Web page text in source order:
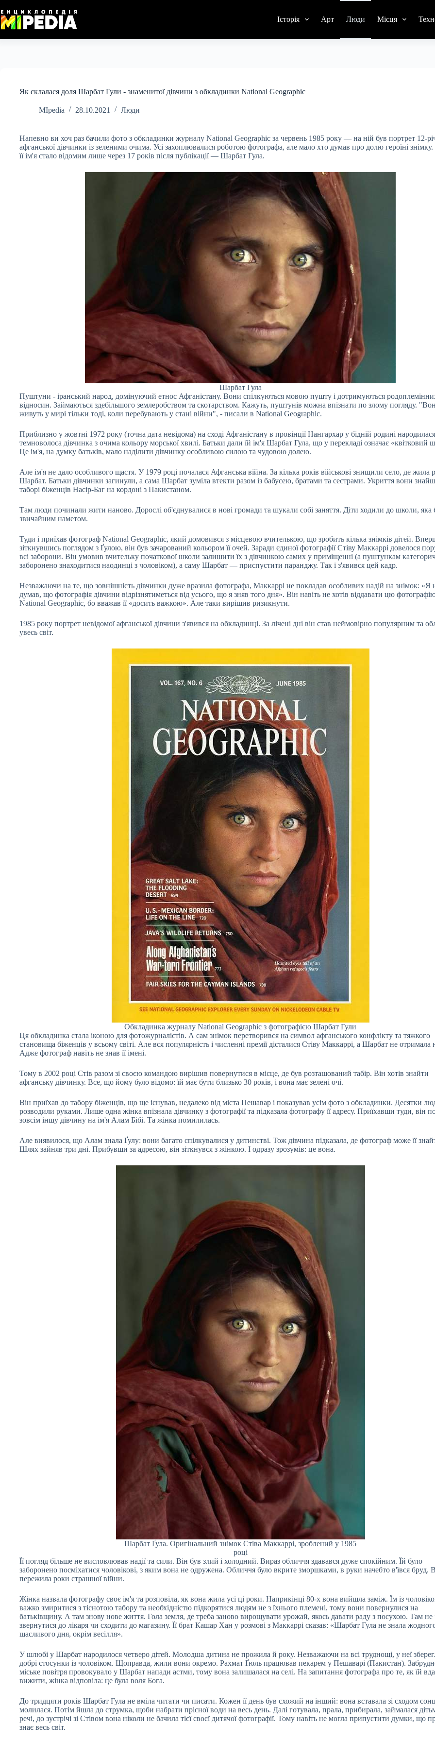
до
вмісту
Історія Арт Люди Місця
Як склалася доля Шарбат Гули - знаменитої дівчини з обкладинки National Geographic
MIpedia 28.10.2021 Люди
Напевно ви хоч раз бачили фото з обкладинки журналу National Geographic за червень 1985 року — на ній був портрет 12-
афганської дівчинки із зеленими очима. Усі захоплювалися роботою фотографа, але мало хто думав про долю героїні
її ім'я стало відомим лише через 17 років після публікації — Шарбат Гула.
Шарбат Гула
Пуштуни - іранський народ, домінуючий етнос Афганістану. Вони спілкуються мовою пушту і дотримуються
відносин. Займаються здебільшого землеробством та скотарством. Кажуть, пуштунів можна впізнати по злому погляду.
живуть у мирі тільки тоді, коли перебувають у стані війни", - писали в National Geographic.
Приблизно у жовтні 1972 року (точна дата невідома) на сході Афганістану в провінції Нангархар у бідній родині народилася
темноволоса дівчинка з очима кольору морської хвилі. Батьки дали їй ім'я Шарбат Гула, що у перекладі означає «квітковий
Це ім'я, на думку батьків, мало наділити дівчинку особливою силою та чудовою долею.
Але ім'я не дало особливого щастя. У 1979 році почалася Афганська війна. За кілька років військові знищили село, де жила
Шарбат. Батьки дівчинки загинули, а сама Шарбат зуміла втекти разом із бабусею, братами та сестрами. Укриття вони
таборі біженців Насір-Баг на кордоні з Пакистаном.
Там люди починали жити наново. Дорослі об'єднувалися в нові громади та шукали собі заняття. Діти ходили до школи, яка
звичайним наметом.
Туди і приїхав фотограф National Geographic, який домовився з місцевою вчителькою, що зробить кілька знімків дітей.
зіткнувшись поглядом з Ґулою, він був зачарований кольором її очей. Заради єдиної фотографії Стіву Маккаррі довелося
всі заборони. Він умовив вчительку початкової школи залишити їх з дівчинкою самих у приміщенні (а пуштункам
заборонено знаходитися наодинці з чоловіком), а саму Шарбат — приспустити паранджу. Так і з'явився цей кадр.
Незважаючи на те, що зовнішність дівчинки дуже вразила фотографа, Маккаррі не покладав особливих надій на знімок: «Я
думав, що фотографія дівчини відрізнятиметься від усього, що я зняв того дня». Він навіть не хотів віддавати цю
National Geographic, бо вважав її «досить важкою». Але таки вирішив ризикнути.
1985 року портрет невідомої афганської дівчини з'явився на обкладинці. За лічені дні він став неймовірно популярним та
увесь світ.
Обкладинка журналу National Geographic з фотографією Шарбат Гули
Ця обкладинка стала іконою для фотожурналістів. А сам знімок перетворився на символ афганського конфлікту та тяжкого
становища біженців у всьому світі. Але вся популярність і численні премії дісталися Стіву Маккаррі, а Шарбат не отримала
Адже фотограф навіть не знав її імені.
Тому в 2002 році Стів разом зі своєю командою вирішив повернутися в місце, де був розташований табір. Він хотів знайти
афганську дівчинку. Все, що йому було відомо: їй має бути близько 30 років, і вона має зелені очі.
Він приїхав до табору біженців, що ще існував, недалеко від міста Пешавар і показував усім фото з обкладинки. Десятки
розводили руками. Лише одна жінка впізнала дівчинку з фотографії та підказала фотографу її адресу. Приїхавши туди, він
зовсім іншу дівчину на ім'я Алам Бібі. Та жінка помилилась.
Але виявилося, що Алам знала Ґулу: вони багато спілкувалися у дитинстві. Тож дівчина підказала, де фотограф може її
Шлях зайняв три дні. Прибувши за адресою, він зіткнувся з жінкою. І одразу зрозумів: це вона.
Шарбат Ґула. Оригінальний знімок Стіва Маккаррі, зроблений у 1985
році
Її погляд більше не висловлював надії та сили. Він був злий і холодний. Вираз обличчя здавався дуже спокійним. Їй було
заборонено посміхатися чоловікові, з яким вона не одружена. Обличчя було вкрите зморшками, в руки начебто в'ївся бруд.
пережила роки страшної війни.
Жінка назвала фотографу своє ім'я та розповіла, як вона жила усі ці роки. Наприкінці 80-х вона вийшла заміж. Їм із
важко змиритися з тіснотою табору та необхідністю підкорятися людям не з їхнього племені, тому вони повернулися на
батьківщину. А там знову нове життя. Гола земля, де треба заново вирощувати урожай, якось давати раду з посухою. Там
звернутися до лікаря чи сходити до магазину. Її брат Кашар Хан у розмові з Маккаррі сказав: «Шарбат Гула не знала
щасливого дня, окрім весілля».
У шлюбі у Шарбат народилося четверо дітей. Молодша дитина не прожила й року. Незважаючи на всі труднощі, у неї
добрі стосунки із чоловіком. Щоправда, жили вони окремо. Рахмат Ґюль працював пекарем у Пешаварі (Пакистан).
міське повітря провокувало у Шарбат напади астми, тому вона залишалася на селі. На запитання фотографа про те, як їй
вижити, жінка відповіла: це була воля Бога.
До тридцяти років Шарбат Гула не вміла читати чи писати. Кожен її день був схожий на інший: вона вставала зі сходом
молилася. Потім йшла до струмка, щоби набрати прісної води на весь день. Далі готувала, прала, прибирала, займалася
речі, до зустрічі зі Стівом вона ніколи не бачила тієї своєї дитячої фотографії. Тому навіть не могла припустити думки, що
знає весь світ.